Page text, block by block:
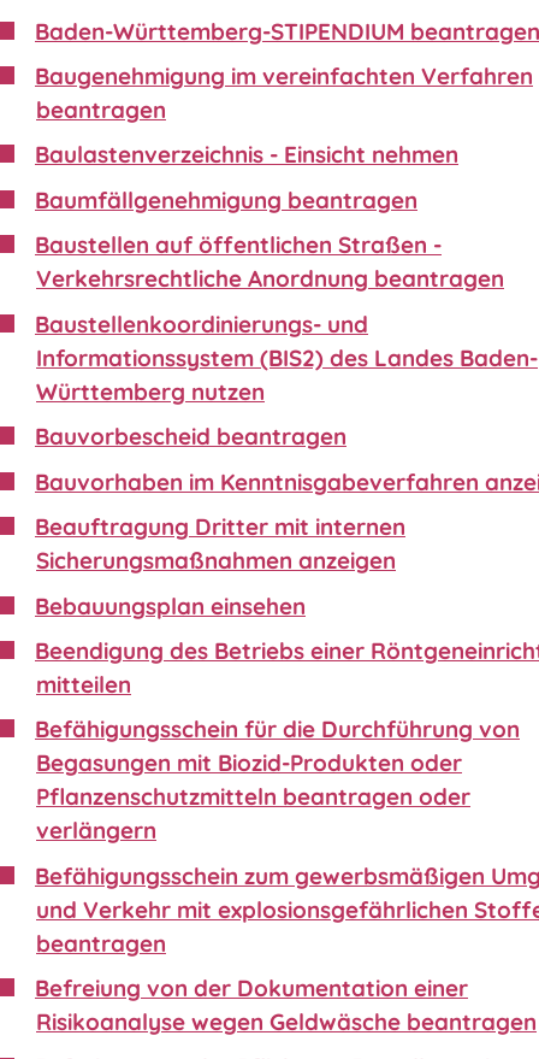
Baden-Württemberg-STIPENDIUM beantragen
Baugenehmigung im vereinfachten Verfahren
beantragen
Baulastenverzeichnis - Einsicht nehmen
Baumfällgenehmigung beantragen
Baustellen auf öffentlichen Straßen -
Verkehrsrechtliche Anordnung beantragen
Baustellenkoordinierungs- und
Informationssystem (BIS2) des Landes Baden-
Württemberg nutzen
Bauvorbescheid beantragen
Bauvorhaben im Kenntnisgabeverfahren
Beauftragung Dritter mit internen
Sicherungsmaßnahmen anzeigen
Bebauungsplan einsehen
Beendigung des Betriebs einer
mitteilen
Befähigungsschein für die Durchführung von
Begasungen mit Biozid-Produkten oder
Pflanzenschutzmitteln beantragen oder
verlängern
Befähigungsschein zum gewerbsmäßigen
und Verkehr mit explosionsgefährlichen
beantragen
Befreiung von der Dokumentation einer
Risikoanalyse wegen Geldwäsche beantragen